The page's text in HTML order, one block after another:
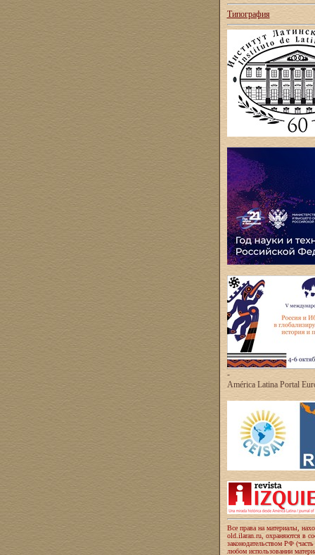
Типография
-
América Latina Portal
Все права на материалы,
old.ilaran.ru, охраняются в
законодательством РФ
любом использовании